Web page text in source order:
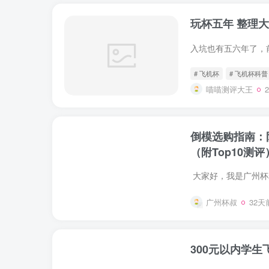
玩杯五年 整理
# 飞机杯 # 飞机杯科普
喵喵测评大王
倒模选购指南
（附Top10测评
广州杯叔 32天
300元以内学生